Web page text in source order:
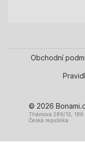
Obchodní
© 2026
Thámova 289/13, 186
Česká republika